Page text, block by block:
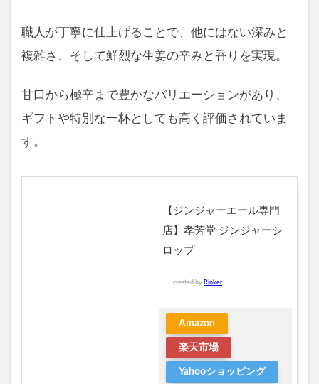
職人が丁寧に仕上げることで、他にはない深みと
複雑さ、そして鮮烈な生姜の辛みと香りを実現。
甘口から極辛まで豊かなバリエーションがあり、
ギフトや特別な一杯としても高く評価されていま
す。
【ジンジャーエール専門
店】孝芳堂 ジンジャーシ
ロップ
created by Rinker
Amazon
楽天市場
Yahooショッピング